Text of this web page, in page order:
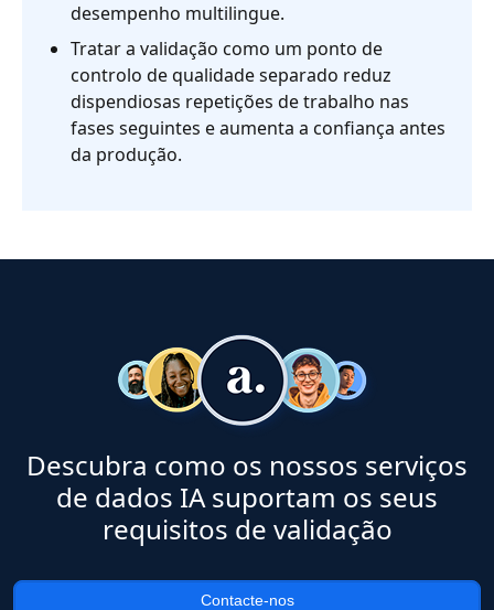
desempenho multilingue.
Tratar a validação como um ponto de
controlo de qualidade separado reduz
dispendiosas repetições de trabalho nas
fases seguintes e aumenta a confiança antes
da produção.
Descubra como os nossos serviços
de dados IA suportam os seus
requisitos de validação
Contacte-nos